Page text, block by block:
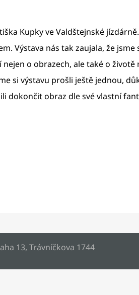
Kupky ve Valdštejnské
Výstava nás tak zaujala, že
o obrazech, ale také o
si výstavu prošli ještě jednou,
dokončit obraz dle své vlastní
13, Trávníčkova 1744